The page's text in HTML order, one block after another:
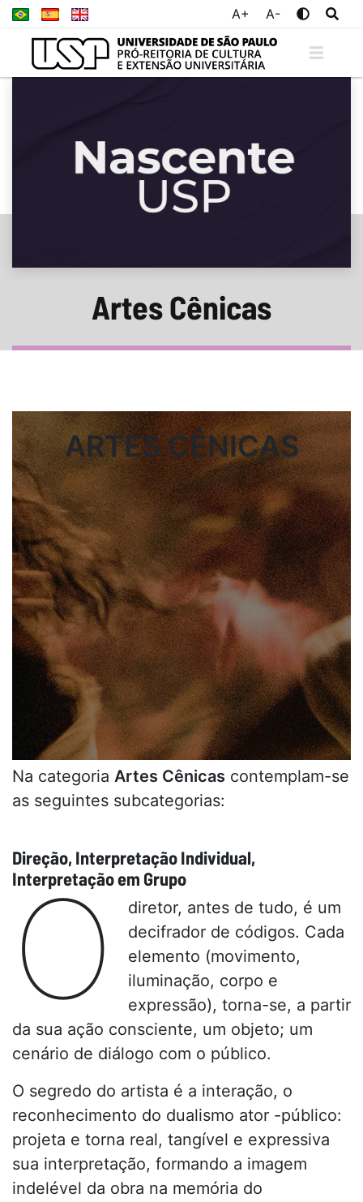
A+ A-
Artes Cênicas
ARTES CÊNICAS
Na categoria Artes Cênicas contemplam-se
as seguintes subcategorias:
Direção, Interpretação Individual,
Interpretação em Grupo
O
diretor, antes de tudo, é um
decifrador de códigos. Cada
elemento (movimento,
iluminação, corpo e
expressão), torna-se, a partir
da sua ação consciente, um objeto; um
cenário de diálogo com o público.
O segredo do artista é a interação, o
reconhecimento do dualismo ator -público:
projeta e torna real, tangível e expressiva
sua interpretação, formando a imagem
indelével da obra na memória do